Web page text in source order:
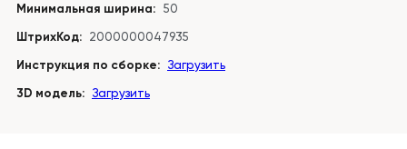
Минимальная ширина: 50
ШтрихКод: 2000000047935
Инструкция по сборке: Загрузить
3D модель: Загрузить